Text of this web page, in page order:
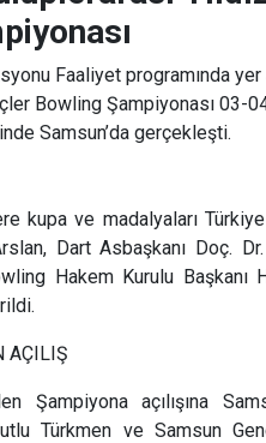
Faaliyet programında
Bowling Şampiyonası 03-
Samsun’da gerçekleşti.
kupa ve madalyaları
Dart Asbaşkanı Doç.
Hakem Kurulu Başkanı
AÇILIŞ
Şampiyona açılışına
Türkmen ve Samsun